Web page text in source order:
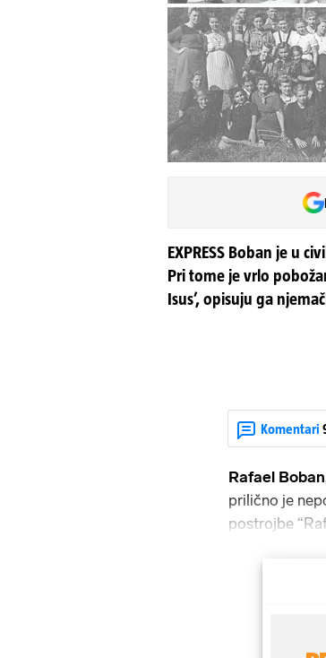
EXPRESS Boban je u
Pri tome je vrlo
Isus’, opisuju ga
Komentari
Rafael
prilično je
postrojbe
pripitih